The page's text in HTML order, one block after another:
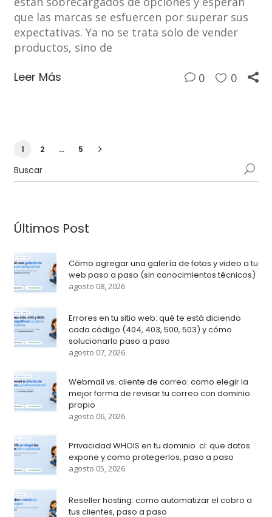
que las marcas se esfuercen por superar sus
expectativas. Ya no se trata solo de vender
productos, sino de
Leer Más 0 0
1 2 … 5
Últimos Post
Cómo agregar una galería de fotos y video a tu
web paso a paso (sin conocimientos técnicos)
agosto 08, 2026
Errores en tu sitio web: qué te está diciendo
cada código (404, 403, 500, 503) y cómo
solucionarlo paso a paso
agosto 07, 2026
Webmail vs. cliente de correo: como elegir la
mejor forma de revisar tu correo con dominio
propio
agosto 06, 2026
Privacidad WHOIS en tu dominio .cl: que datos
expone y como protegerlos, paso a paso
agosto 05, 2026
Reseller hosting: como automatizar el cobro a
tus clientes, paso a paso